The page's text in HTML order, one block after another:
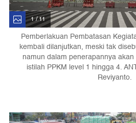
1 / 11
Pemberlakuan Pembatasan
kembali dilanjutkan, meski tak
namun dalam penerapannya
istilah PPKM level 1 hingga 4.
Reviyanto.